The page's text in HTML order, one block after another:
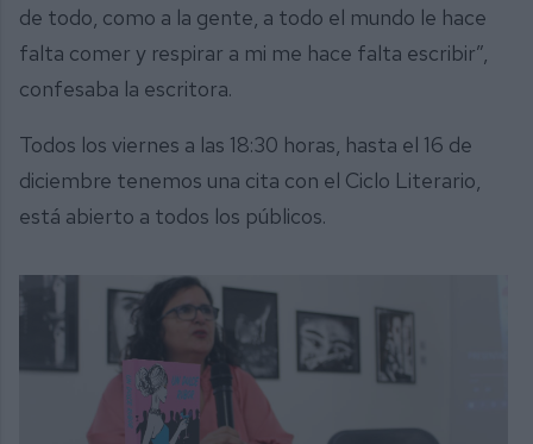
de todo, como a la gente, a todo el mundo le hace
falta comer y respirar a mi me hace falta escribir”,
confesaba la escritora.
Todos los viernes a las 18:30 horas, hasta el 16 de
diciembre tenemos una cita con el Ciclo Literario,
está abierto a todos los públicos.